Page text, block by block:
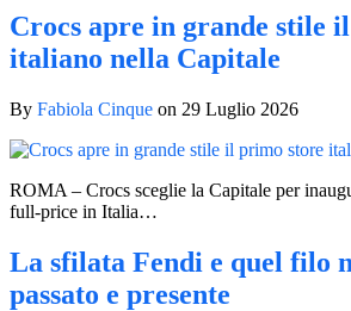
Crocs apre in grande stile
italiano nella Capitale
By Fabiola Cinque on 29 Luglio 2026
ROMA – Crocs sceglie la Capitale per
full-price in Italia…
La sfilata Fendi e quel filo
passato e presente